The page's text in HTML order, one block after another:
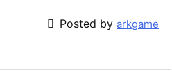
 Posted by arkgame